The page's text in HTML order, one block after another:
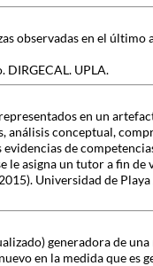
observadas en el
UPLA.
en un
conceptual,
de
asigna un tutor a fin
Universidad de
generadora de
en la medida que es